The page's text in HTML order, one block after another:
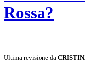
Rossa?
Ultima revisione da